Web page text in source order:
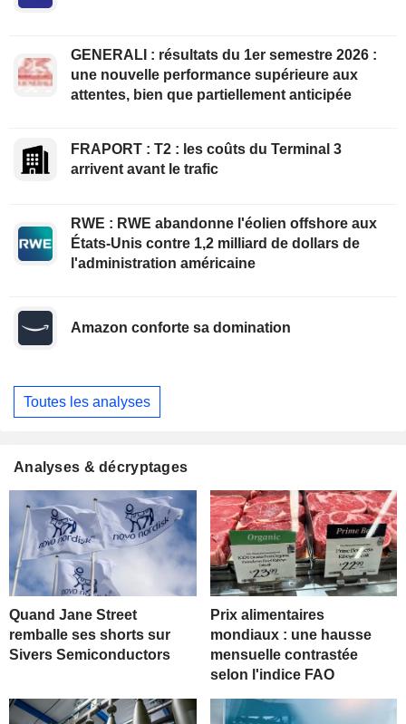
GENERALI : résultats du 1er semestre 2026 :
une nouvelle performance supérieure aux
attentes, bien que partiellement anticipée
FRAPORT : T2 : les coûts du Terminal 3
arrivent avant le trafic
RWE : RWE abandonne l'éolien offshore aux
États-Unis contre 1,2 milliard de dollars de
l'administration américaine
Amazon conforte sa domination
Toutes les analyses
Analyses & décryptages
Quand Jane Street
remballe ses shorts sur
Sivers Semiconductors
Prix alimentaires
mondiaux : une hausse
mensuelle contrastée
selon l'indice FAO